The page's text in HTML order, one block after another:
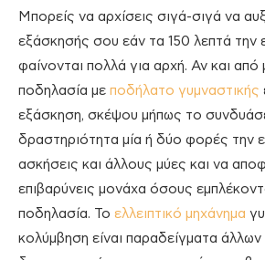
Μπορείς να αρχίσεις σιγά-σιγά να
εξάσκησής σου εάν τα 150 λεπτά
φαίνονται πολλά για αρχή. Αν και από
ποδηλασία με ποδήλατο γυμναστικής
εξάσκηση, σκέψου μήπως το
δραστηριότητα μία ή δύο φορές την
ασκήσεις και άλλους μύες και να
επιβαρύνεις μονάχα όσους
ποδηλασία. Το ελλειπτικό μηχάνημα
κολύμβηση είναι παραδείγματα άλλων